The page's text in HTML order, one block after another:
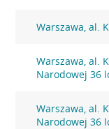
Warszawa, al.
Warszawa, al.
Narodowej 36
Warszawa, al.
Narodowej 36